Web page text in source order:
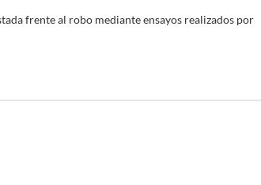
frente al robo mediante ensayos realizados por